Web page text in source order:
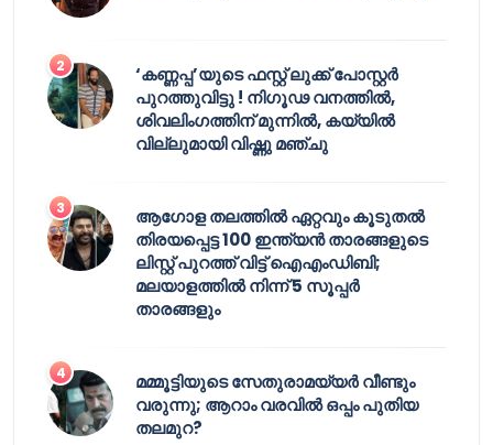
‘കണ്ണപ്പ’യുടെ ഫസ്റ്റ് ലുക്ക് പോസ്റ്റർ
പുറത്തുവിട്ടു ! നിഗൂഢ വനത്തിൽ,
ശിവലിംഗത്തിന് മുന്നിൽ, കയ്യിൽ
വില്ലുമായി വിഷ്ണു മഞ്ചു
ആഗോള തലത്തിൽ ഏറ്റവും കൂടുതൽ
തിരയപ്പെട്ട 100 ഇന്ത്യൻ താരങ്ങളുടെ
ലിസ്റ്റ് പുറത്ത് വിട്ട് ഐഎംഡിബി;
മലയാളത്തിൽ നിന്ന് 5 സൂപ്പർ
താരങ്ങളും
മമ്മൂട്ടിയുടെ സേതുരാമയ്യർ വീണ്ടും
വരുന്നു; ആറാം വരവിൽ ഒപ്പം പുതിയ
തലമുറ?